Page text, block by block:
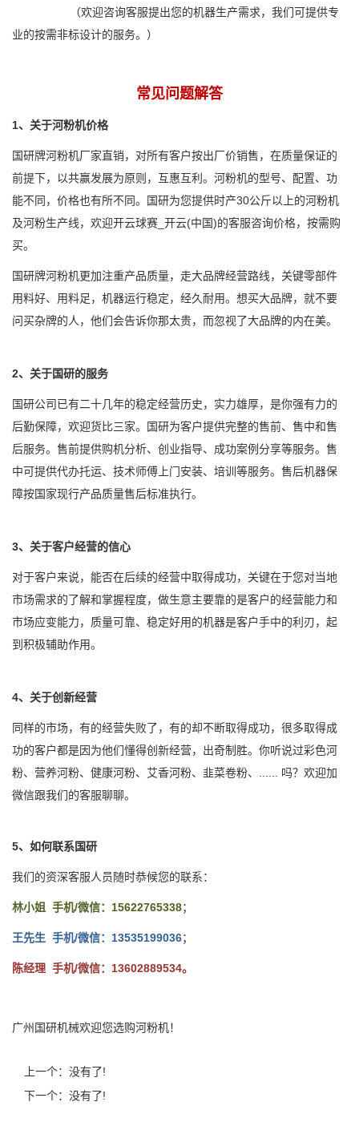
（欢迎咨询客服提出您的机器生产需求，我们可提供专
业的按需非标设计的服务。）
常见问题解答
1、关于河粉机价格
国研牌河粉机厂家直销，对所有客户按出厂价销售，在质量保证的
前提下，以共赢发展为原则，互惠互利。河粉机的型号、配置、功
能不同，价格也有所不同。国研为您提供时产30公斤以上的河粉机
及河粉生产线，欢迎开云球赛_开云(中国)的客服咨询价格，按需购
买。
国研牌河粉机更加注重产品质量，走大品牌经营路线，关键零部件
用料好、用料足，机器运行稳定，经久耐用。想买大品牌，就不要
问买杂牌的人，他们会告诉你那太贵，而忽视了大品牌的内在美。
2、关于国研的服务
国研公司已有二十几年的稳定经营历史，实力雄厚，是你强有力的
后勤保障，欢迎货比三家。国研为客户提供完整的售前、售中和售
后服务。售前提供购机分析、创业指导、成功案例分享等服务。售
中可提供代办托运、技术师傅上门安装、培训等服务。售后机器保
障按国家现行产品质量售后标准执行。
3、关于客户经营的信心
对于客户来说，能否在后续的经营中取得成功，关键在于您对当地
市场需求的了解和掌握程度，做生意主要靠的是客户的经营能力和
市场应变能力，质量可靠、稳定好用的机器是客户手中的利刃，起
到积极辅助作用。
4、关于创新经营
同样的市场，有的经营失败了，有的却不断取得成功，很多取得成
功的客户都是因为他们懂得创新经营，出奇制胜。你听说过彩色河
粉、营养河粉、健康河粉、艾香河粉、韭菜卷粉、...... 吗？欢迎加
微信跟我们的客服聊聊。
5、如何联系国研
我们的资深客服人员随时恭候您的联系：
林小姐 手机/微信：15622765338；
王先生 手机/微信：13535199036；
陈经理 手机/微信：13602889534。
广州国研机械欢迎您选购河粉机！
上一个：没有了!
下一个：没有了!